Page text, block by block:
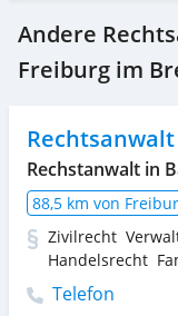
Andere
Freiburg im
Rechstanwalt in
88,5 km von
Zivilrecht
Handelsrecht
Telefon